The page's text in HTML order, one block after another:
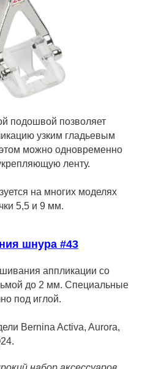
подошвой позволяет
узким гладьевым
можно одновременно
ленту.
на многих моделях
5,5 и 9 мм.
шнура #43
аппликации со
до 2 мм. Специальные
под иглой.
Bernina Activa, Aurora,